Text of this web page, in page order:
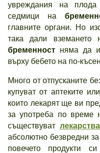
увреждания на
седмици на
главните органи. Но
така дали вземането
бременност няма да
върху бебето на по-
Много от отпусканите
купуват от аптеките
които лекарят ще ви
за употреба по време
съществуват лекарства
абсолютно безвредни за
повечето продукти